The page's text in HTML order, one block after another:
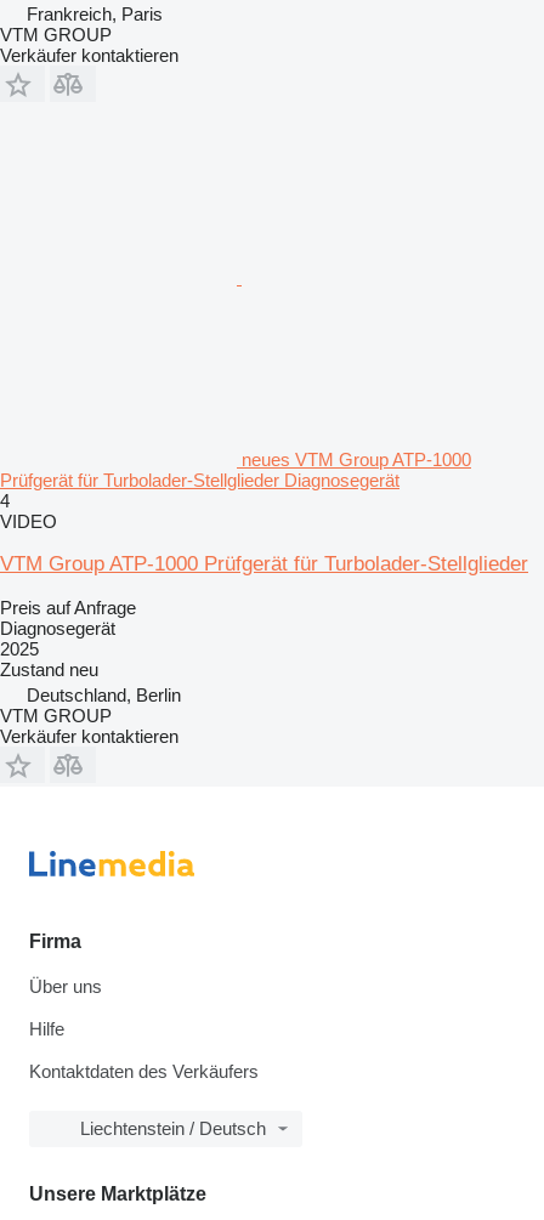
Frankreich, Paris
VTM GROUP
Verkäufer kontaktieren
neues VTM Group ATP-1000
Prüfgerät für Turbolader-Stellglieder Diagnosegerät
4
VIDEO
VTM Group ATP-1000 Prüfgerät für Turbolader-Stellglieder
Preis auf Anfrage
Diagnosegerät
2025
Zustand neu
Deutschland, Berlin
VTM GROUP
Verkäufer kontaktieren
Firma
Über uns
Hilfe
Kontaktdaten des Verkäufers
Liechtenstein / Deutsch
Unsere Marktplätze